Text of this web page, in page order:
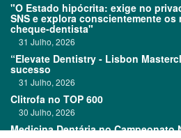
"O Estado hipócrita: exige no
SNS e explora conscientemente
cheque-dentista"
31 Julho, 2026
“Elevate Dentistry - Lisbon
sucesso
31 Julho, 2026
Clitrofa no TOP 600
30 Julho, 2026
Medicina Dentária no Campeonato